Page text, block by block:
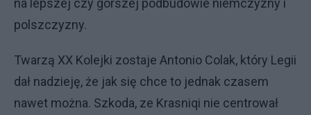
polszczyzny.
Twarzą XX Kolejki zostaje Antonio Colak, który Legii
dał nadzieję, że jak się chce to jednak czasem
nawet można. Szkoda, ze Krasniqi nie centrował